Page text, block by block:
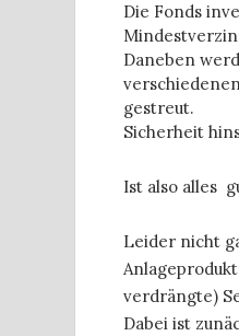
Die Fonds
Daneben
gestreut.
Sicherheit
Ist also alles
Leider nicht
verdrängte)
Dabei ist